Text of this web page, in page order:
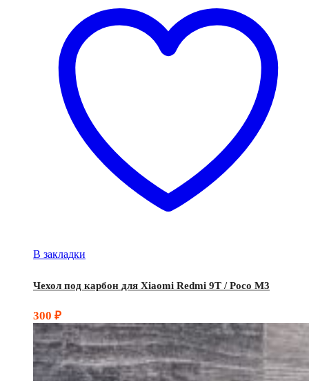
В закладки
Чехол под карбон для Xiaomi Redmi 9T / Poco M3
300 ₽